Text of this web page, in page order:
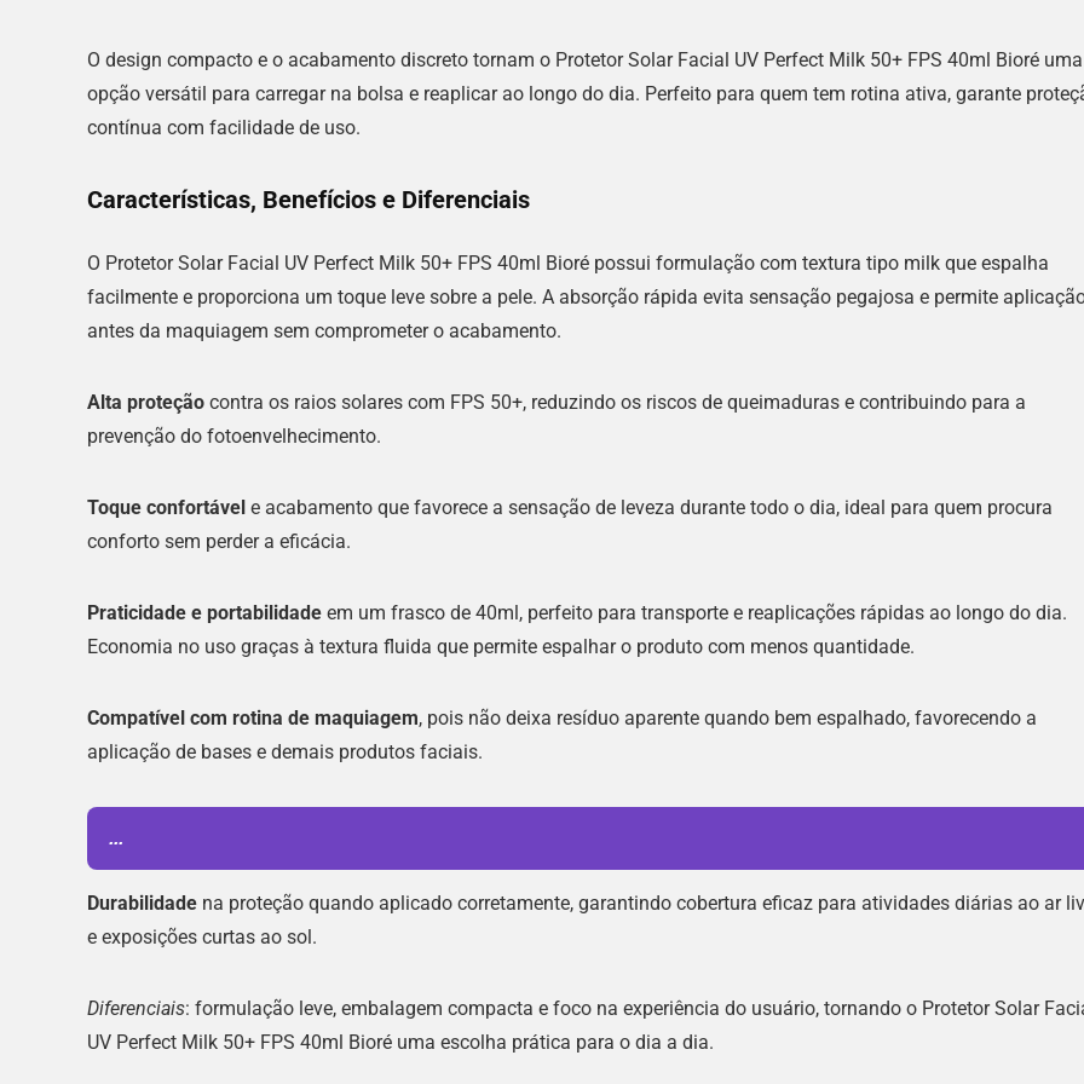
O design compacto e o acabamento discreto tornam o Protetor Solar Facial UV Perfect Milk 50+ FPS 40ml Bioré uma
opção versátil para carregar na bolsa e reaplicar ao longo do dia. Perfeito para quem tem rotina ativa, garante
contínua com facilidade de uso.
Características, Benefícios e Diferenciais
O Protetor Solar Facial UV Perfect Milk 50+ FPS 40ml Bioré possui formulação com textura tipo milk que espalha
facilmente e proporciona um toque leve sobre a pele. A absorção rápida evita sensação pegajosa e permite
antes da maquiagem sem comprometer o acabamento.
Alta proteção contra os raios solares com FPS 50+, reduzindo os riscos de queimaduras e contribuindo para a
prevenção do fotoenvelhecimento.
Toque confortável e acabamento que favorece a sensação de leveza durante todo o dia, ideal para quem procura
conforto sem perder a eficácia.
Praticidade e portabilidade em um frasco de 40ml, perfeito para transporte e reaplicações rápidas ao longo do dia.
Economia no uso graças à textura fluida que permite espalhar o produto com menos quantidade.
Compatível com rotina de maquiagem, pois não deixa resíduo aparente quando bem espalhado, favorecendo a
aplicação de bases e demais produtos faciais.
...
Durabilidade na proteção quando aplicado corretamente, garantindo cobertura eficaz para atividades diárias ao ar
e exposições curtas ao sol.
Diferenciais: formulação leve, embalagem compacta e foco na experiência do usuário, tornando o Protetor Solar
UV Perfect Milk 50+ FPS 40ml Bioré uma escolha prática para o dia a dia.